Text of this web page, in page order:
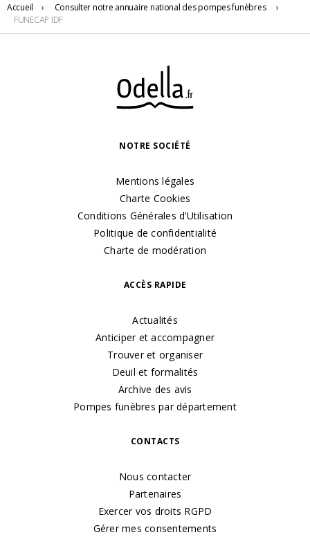
17 RUE LOUIS TALAMONI
94500 Champigny-sur-Marne
Accueil › Consulter notre annuaire national des pompes funèbres
›
FUNECAP IDF
NOTRE SOCIÉTÉ
Mentions légales
Charte Cookies
Conditions Générales d’Utilisation
Politique de confidentialité
Charte de modération
ACCÈS RAPIDE
Actualités
Anticiper et accompagner
Trouver et organiser
Deuil et formalités
Archive des avis
Pompes funèbres par département
CONTACTS
Nous contacter
Partenaires
Exercer vos droits RGPD
Gérer mes consentements